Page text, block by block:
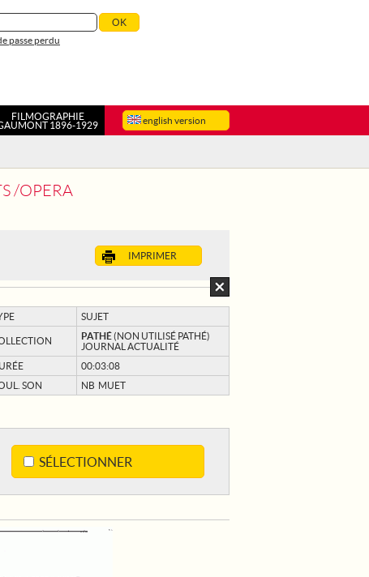
passe perdu
english version
FILMOGRAPHIE
1896-1929
/OPERA
IMPRIMER
SUJET
PATHÉ(NON UTILISÉ PATHÉ)
JOURNAL ACTUALITÉ
00:03:08
SON
NB MUET
SÉLECTIONNER